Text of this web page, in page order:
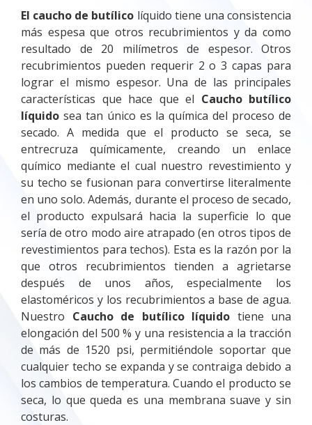
El caucho de butílico líquido tiene una consistencia
más espesa que otros recubrimientos y da como
resultado de 20 milímetros de espesor. Otros
recubrimientos pueden requerir 2 o 3 capas para
lograr el mismo espesor. Una de las principales
características que hace que el Caucho butílico
líquido sea tan único es la química del proceso de
secado. A medida que el producto se seca, se
entrecruza químicamente, creando un enlace
químico mediante el cual nuestro revestimiento y
su techo se fusionan para convertirse literalmente
en uno solo. Además, durante el proceso de secado,
el producto expulsará hacia la superficie lo que
sería de otro modo aire atrapado (en otros tipos de
revestimientos para techos). Esta es la razón por la
que otros recubrimientos tienden a agrietarse
después de unos años, especialmente los
elastoméricos y los recubrimientos a base de agua.
Nuestro Caucho de butílico líquido tiene una
elongación del 500 % y una resistencia a la tracción
de más de 1520 psi, permitiéndole soportar que
cualquier techo se expanda y se contraiga debido a
los cambios de temperatura. Cuando el producto se
seca, lo que queda es una membrana suave y sin
costuras.